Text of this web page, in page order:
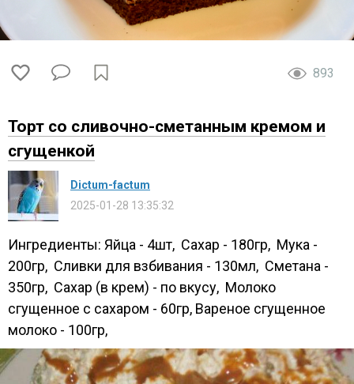
893
Торт со сливочно-сметанным кремом и
сгущенкой
Dictum-factum
2025-01-28 13:35:32
Ингредиенты: Яйца - 4шт, Сахар - 180гр, Мука -
200гр, Сливки для взбивания - 130мл, Сметана -
350гр, Сахар (в крем) - по вкусу, Молоко
сгущенное с сахаром - 60гр, Вареное сгущенное
молоко - 100гр,